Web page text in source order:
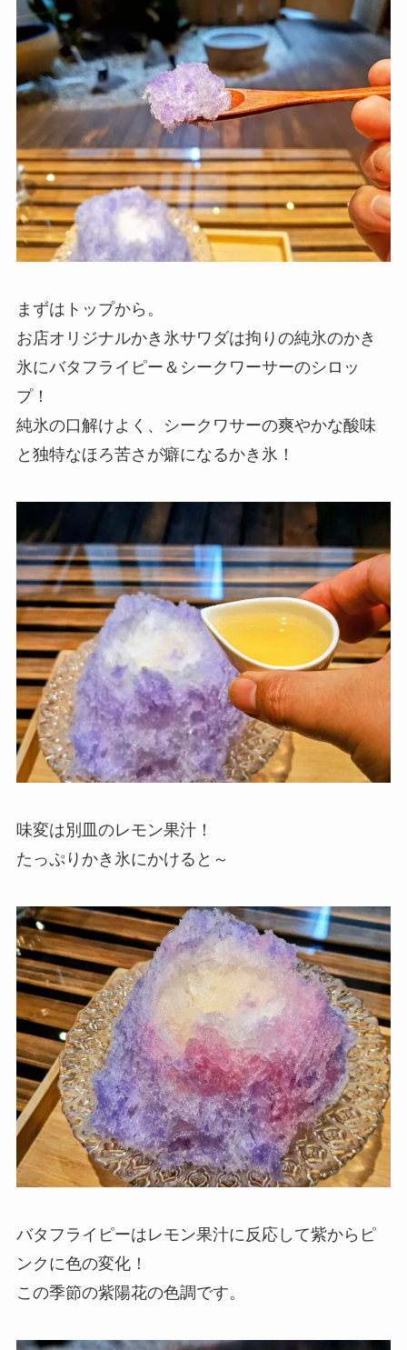
まずはトップから。
お店オリジナルかき氷サワダは拘りの純氷のかき
氷にバタフライピー＆シークワーサーのシロッ
プ！
純氷の口解けよく、シークワサーの爽やかな酸味
と独特なほろ苦さが癖になるかき氷！
味変は別皿のレモン果汁！
たっぷりかき氷にかけると～
バタフライピーはレモン果汁に反応して紫からピ
ンクに色の変化！
この季節の紫陽花の色調です。